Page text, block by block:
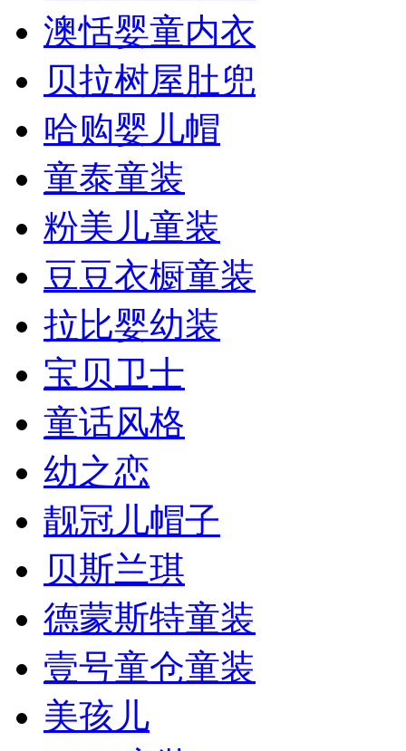
澳恬婴童内衣
贝拉树屋肚兜
哈购婴儿帽
童泰童装
粉美儿童装
豆豆衣橱童装
拉比婴幼装
宝贝卫士
童话风格
幼之恋
靓冠儿帽子
贝斯兰琪
德蒙斯特童装
壹号童仓童装
美孩儿